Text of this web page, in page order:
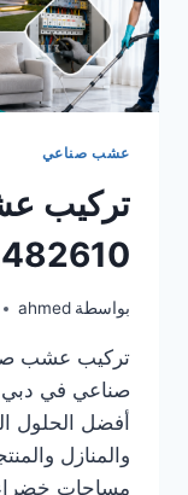
عشب صناعي
تركيب
بواسطة ahmed
تركيب عشب
صناعي في دبي 0582482610
أفضل الحلول
والمنازل
مساحات